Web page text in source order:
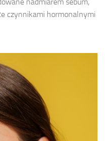
czynnikami hormonalnymi